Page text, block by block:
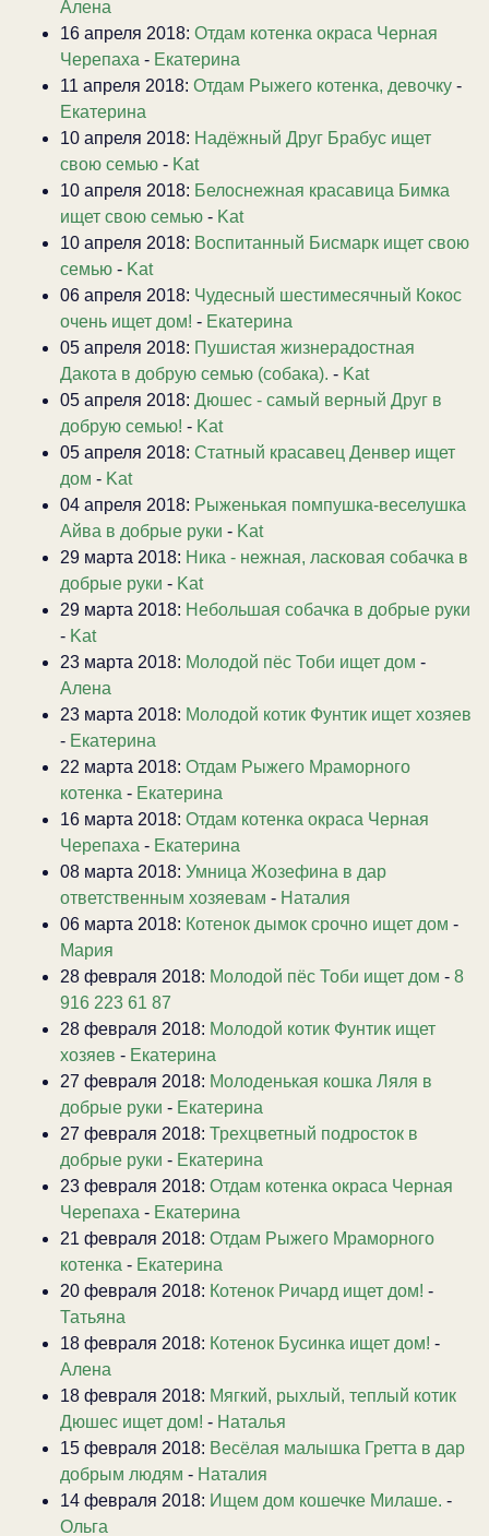
Алена
16 апреля 2018: Отдам котенка окраса Черная
Черепаха - Екатерина
11 апреля 2018: Отдам Рыжего котенка, девочку -
Екатерина
10 апреля 2018: Надёжный Друг Брабус ищет
свою семью - Kat
10 апреля 2018: Белоснежная красавица Бимка
ищет свою семью - Kat
10 апреля 2018: Воспитанный Бисмарк ищет свою
семью - Kat
06 апреля 2018: Чудесный шестимесячный Кокос
очень ищет дом! - Екатерина
05 апреля 2018: Пушистая жизнерадостная
Дакота в добрую семью (собака). - Kat
05 апреля 2018: Дюшес - самый верный Друг в
добрую семью! - Kat
05 апреля 2018: Статный красавец Денвер ищет
дом - Kat
04 апреля 2018: Рыженькая помпушка-веселушка
Айва в добрые руки - Kat
29 марта 2018: Ника - нежная, ласковая собачка в
добрые руки - Kat
29 марта 2018: Небольшая собачка в добрые руки
- Kat
23 марта 2018: Молодой пёс Тоби ищет дом -
Алена
23 марта 2018: Молодой котик Фунтик ищет хозяев
- Екатерина
22 марта 2018: Отдам Рыжего Мраморного
котенка - Екатерина
16 марта 2018: Отдам котенка окраса Черная
Черепаха - Екатерина
08 марта 2018: Умница Жозефина в дар
ответственным хозяевам - Наталия
06 марта 2018: Котенок дымок срочно ищет дом -
Мария
28 февраля 2018: Молодой пёс Тоби ищет дом - 8
916 223 61 87
28 февраля 2018: Молодой котик Фунтик ищет
хозяев - Екатерина
27 февраля 2018: Молоденькая кошка Ляля в
добрые руки - Екатерина
27 февраля 2018: Трехцветный подросток в
добрые руки - Екатерина
23 февраля 2018: Отдам котенка окраса Черная
Черепаха - Екатерина
21 февраля 2018: Отдам Рыжего Мраморного
котенка - Екатерина
20 февраля 2018: Котенок Ричард ищет дом! -
Татьяна
18 февраля 2018: Котенок Бусинка ищет дом! -
Алена
18 февраля 2018: Мягкий, рыхлый, теплый котик
Дюшес ищет дом! - Наталья
15 февраля 2018: Весёлая малышка Гретта в дар
добрым людям - Наталия
14 февраля 2018: Ищем дом кошечке Милаше. -
Ольга